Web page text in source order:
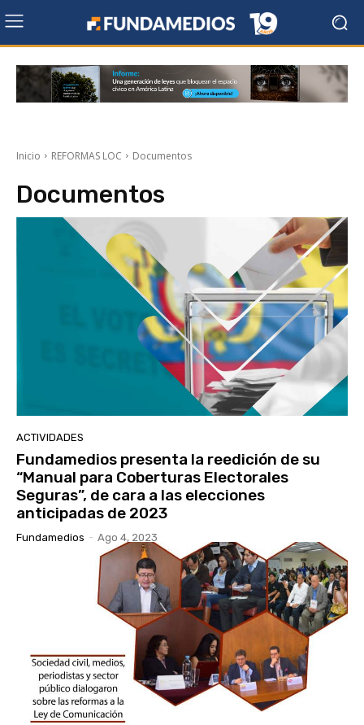
Inicio REFORMAS LOC Documentos
Documentos
ACTIVIDADES
Fundamedios presenta la reedición de su
“Manual para Coberturas Electorales
Seguras”, de cara a las elecciones
anticipadas de 2023
Fundamedios - Ago 4, 2023